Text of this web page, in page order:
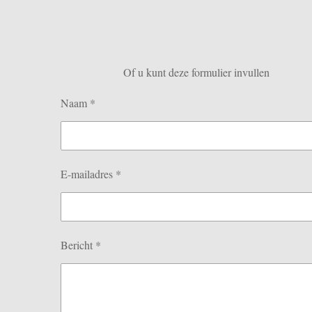
Of u kunt deze formulier invullen
Naam *
E-mailadres *
Bericht *